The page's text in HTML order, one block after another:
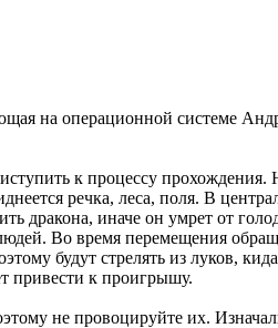
на операционной системе
к процессу
речка, леса, поля. В
дракона, иначе он умрет от
Во время перемещения
будут стрелять из луков,
привести к проигрышу.
не провоцируйте их.